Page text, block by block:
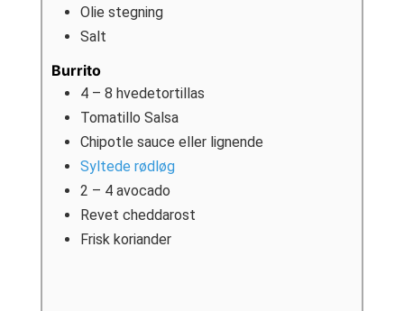
Olie stegning
Salt
Burrito
4 – 8 hvedetortillas
Tomatillo Salsa
Chipotle sauce eller lignende
Syltede rødløg
2 – 4 avocado
Revet cheddarost
Frisk koriander